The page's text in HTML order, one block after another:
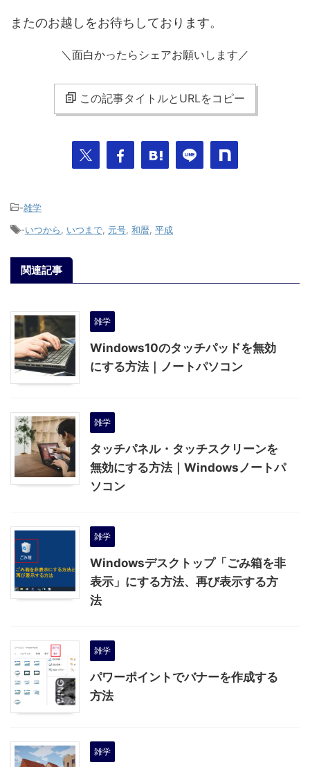
またのお越しをお待ちしております。
＼面白かったらシェアお願いします／
この記事タイトルとURLをコピー
-雑学
-いつから いつまで 元号 和暦 平成
関連記事
雑学
Windows10のタッチパッドを無効
にする方法｜ノートパソコン
雑学
タッチパネル・タッチスクリーンを
無効にする方法｜Windowsノートパ
ソコン
雑学
Windowsデスクトップ「ごみ箱を非
表示」にする方法、再び表示する方
法
雑学
パワーポイントでバナーを作成する
方法
雑学